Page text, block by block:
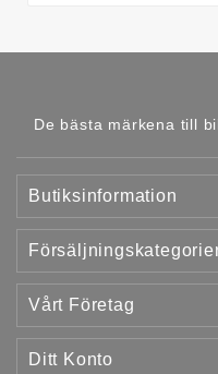
De bästa märkena till
Butiksinformation
Vårt Företag
Ditt Konto